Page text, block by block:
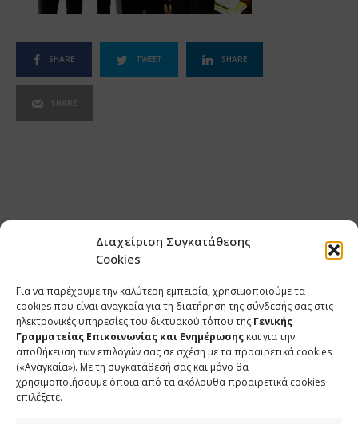
Διαχείριση Συγκατάθεσης
Cookies
Για να παρέχουμε την καλύτερη εμπειρία, χρησιμοποιούμε τα
cookies που είναι αναγκαία για τη διατήρηση της σύνδεσής σας στις
ηλεκτρονικές υπηρεσίες του δικτυακού τόπου της Γενικής
Γραμματείας Επικοινωνίας και Ενημέρωσης και για την
αποθήκευση των επιλογών σας σε σχέση με τα προαιρετικά cookies
(«Αναγκαία»). Με τη συγκατάθεσή σας και μόνο θα
χρησιμοποιήσουμε όποια από τα ακόλουθα προαιρετικά cookies
επιλέξετε.
SHARE TWEET SHARE
SHARE
ΕΠΙΚΟΙΝΩΝΙΑ
Φραγκούδη 11 & Αλεξάνδρου Πάντου